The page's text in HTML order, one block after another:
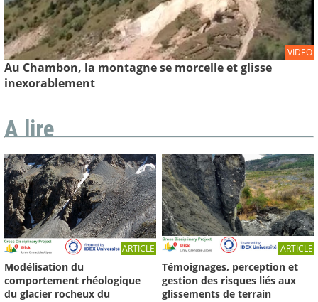
VIDEO
Au Chambon, la montagne se morcelle et glisse
inexorablement
A lire
ARTICLE
Modélisation du
comportement rhéologique
du glacier rocheux du
ARTICLE
Témoignages, perception et
gestion des risques liés aux
glissements de terrain